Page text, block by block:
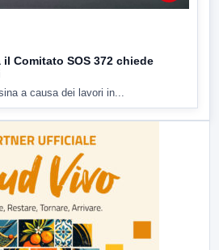
Comitato SOS 372 chiede
a causa dei lavori in...